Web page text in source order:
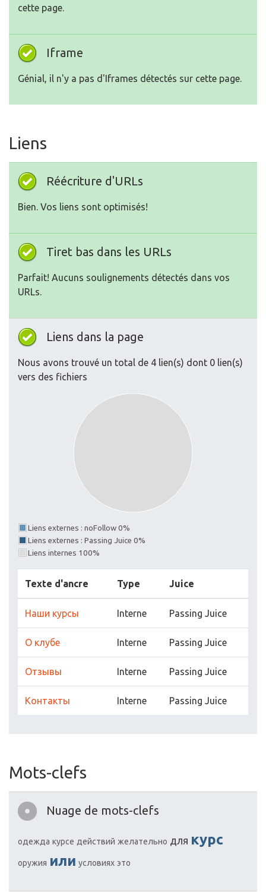
cette page.
Iframe
Génial, il n'y a pas d'Iframes détectés sur cette page.
Liens
Réécriture d'URLs
Bien. Vos liens sont optimisés!
Tiret bas dans les URLs
Parfait! Aucuns soulignements détectés dans vos
URLs.
Liens dans la page
Nous avons trouvé un total de 4 lien(s) dont 0 lien(s)
vers des fichiers
Liens externes : noFollow 0%
Liens externes : Passing Juice 0%
Liens internes 100%
Texte d'ancre Type Juice
Наши курсы Interne Passing Juice
О клубе Interne Passing Juice
Отзывы Interne Passing Juice
Контакты Interne Passing Juice
Mots-clefs
Nuage de mots-clefs
одежда курсе действий желательно для курс
оружия или условиях это